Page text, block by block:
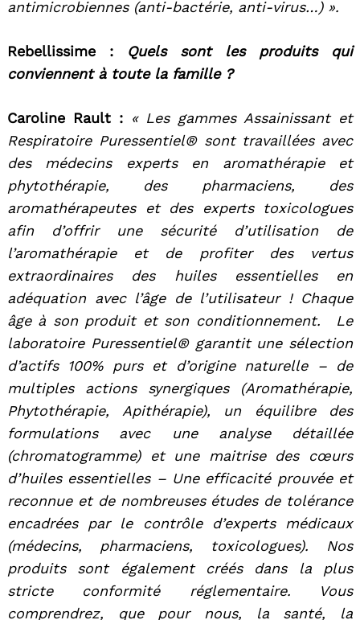
antimicrobiennes (anti-bactérie, anti-virus…) ».
Rebellissime : Quels sont les produits qui
conviennent à toute la famille ?
Caroline Rault : « Les gammes Assainissant et
Respiratoire Puressentiel® sont travaillées avec
des médecins experts en aromathérapie et
phytothérapie, des pharmaciens, des
aromathérapeutes et des experts toxicologues
afin d’offrir une sécurité d’utilisation de
l’aromathérapie et de profiter des vertus
extraordinaires des huiles essentielles en
adéquation avec l’âge de l’utilisateur ! Chaque
âge à son produit et son conditionnement. Le
laboratoire Puressentiel® garantit une sélection
d’actifs 100% purs et d’origine naturelle – de
multiples actions synergiques (Aromathérapie,
Phytothérapie, Apithérapie), un équilibre des
formulations avec une analyse détaillée
(chromatogramme) et une maitrise des cœurs
d’huiles essentielles – Une efficacité prouvée et
reconnue et de nombreuses études de tolérance
encadrées par le contrôle d’experts médicaux
(médecins, pharmaciens, toxicologues). Nos
produits sont également créés dans la plus
stricte conformité réglementaire. Vous
comprendrez, que pour nous, la santé, la